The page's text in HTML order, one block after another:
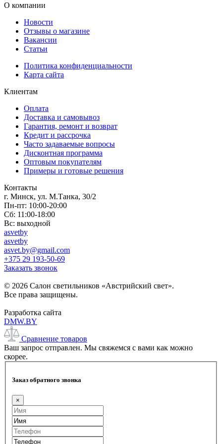
О компании
Новости
Отзывы о магазине
Вакансии
Статьи
Политика конфиденциальности
Карта сайта
Клиентам
Оплата
Доставка и самовывоз
Гарантия, ремонт и возврат
Кредит и рассрочка
Часто задаваемые вопросы
Дисконтная программа
Оптовым покупателям
Примеры и готовые решения
Контакты
г. Минск, ул. М.Танка, 30/2
Пн-пт: 10:00-20:00
Сб: 11:00-18:00
Вс: выходной
asvetby
asvetby
asvet.by@gmail.com
+375 29 193-50-69
Заказать звонок
© 2026 Салон светильников «Австрийский свет».
Все права защищены.
Разработка сайта
DMW.BY
Сравнение товаров
Ваш запрос отправлен. Мы свяжемся с вами как можно
скорее.
Заказ обратного звонка
×